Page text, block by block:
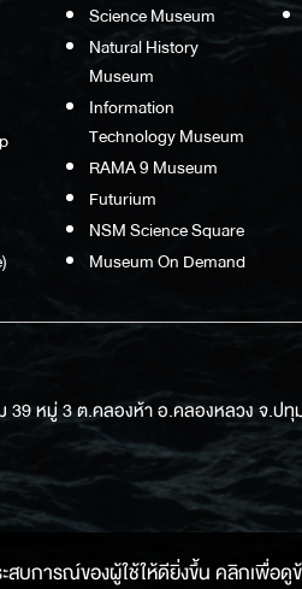
Science Museum
Natural History
Museum
Information
Technology Museum
RAMA 9 Museum
Futurium
NSM Science Square
Museum On Demand
39 หมู่ 3 ต.คลองห้า อ.คลองหลวง จ.ปทุ
สบการณ์ของผู้ใช้ให้ดียิ่งขึ้น คลิกเพื่อดู